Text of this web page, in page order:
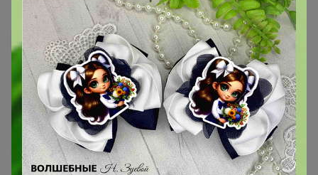
Mashustrik
Самая популярная досточка на моей кухне! Имею
много досок, хороших, толстых и тонких, деревянных
и пластиковых, но повседневно пользуюсь этой
легкой, удобной, она моя маленькая помощница)
23 марта, 2018 17:25